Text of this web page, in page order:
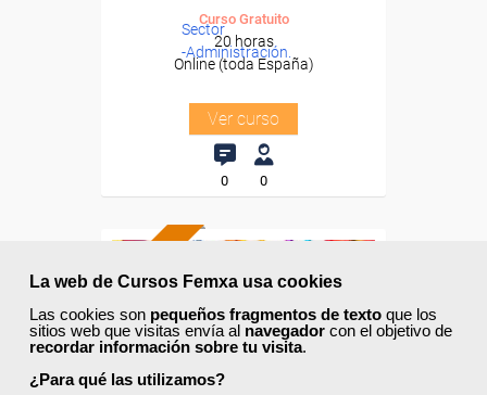
La web de Cursos Femxa usa cookies
Las cookies son pequeños fragmentos de texto que los
sitios web que visitas envía al navegador con el objetivo de
recordar información sobre tu visita.
¿Para qué las utilizamos?
Sector
-Administración.
Curso Gratuito
20 horas
Online (toda España)
Ver curso
0 0
ONLINE